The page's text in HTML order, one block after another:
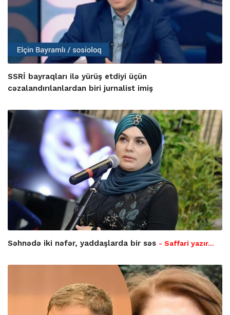
SSRİ bayraqları ilə yürüş etdiyi üçün
cəzalandırılanlardan biri jurnalist imiş
Səhnədə iki nəfər, yaddaşlarda bir səs - Saffari yazır…